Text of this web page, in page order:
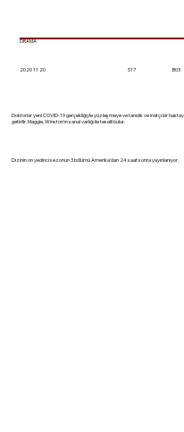
DRAMA
2020 11 20 S17 B03
Doktorlar yeni COVID-19 gerçekliğiyle yüzleşmeye ve tanıdık ve inatçı bir
getirilir. Maggie, Winston'ın sanal varlığı ile teselli bulur.
Dizinin on yedinci sezonun 3.bölümü Amerika'dan 24 saat sonra yayınlanıyor.